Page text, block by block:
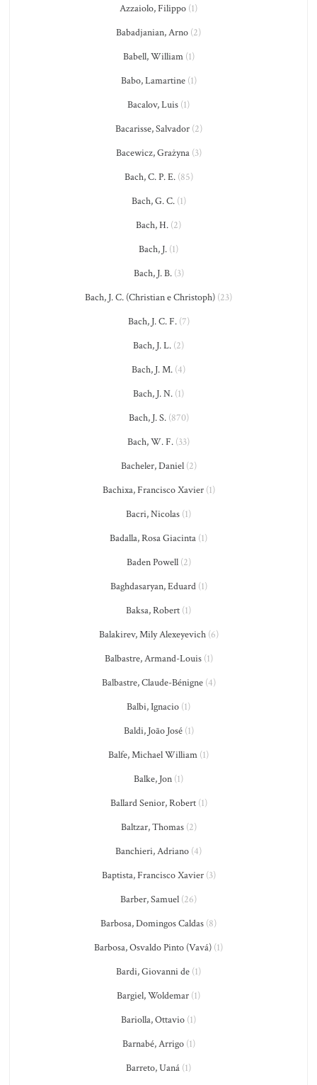
Azzaiolo, Filippo (1)
Babadjanian, Arno (2)
Babell, William(1)
Babo, Lamartine(1)
Bacalov, Luis (1)
Bacarisse, Salvador(2)
Bacewicz, Grażyna(3)
Bach, C. P. E.(85)
Bach, G. C.(1)
Bach, H. (2)
Bach, J. (1)
Bach, J. B.(3)
Bach, J. C. (Christian e Christoph) (23)
Bach, J. C. F.(7)
Bach, J. L. (2)
Bach, J. M. (4)
Bach, J. N. (1)
Bach, J. S.(870)
Bach, W. F. (33)
Bacheler, Daniel(2)
Bachixa, Francisco Xavier(1)
Bacri, Nicolas (1)
Badalla, Rosa Giacinta (1)
Baden Powell(2)
Baghdasaryan, Eduard(1)
Baksa, Robert (1)
Balakirev, Mily Alexeyevich(6)
Balbastre, Armand-Louis(1)
Balbastre, Claude-Bénigne(4)
Balbi, Ignacio (1)
Baldi, João José(1)
Balfe, Michael William (1)
Balke, Jon (1)
Ballard Senior, Robert(1)
Baltzar, Thomas(2)
Banchieri, Adriano (4)
Baptista, Francisco Xavier(3)
Barber, Samuel (26)
Barbosa, Domingos Caldas (8)
Barbosa, Osvaldo Pinto (Vavá) (1)
Bardi, Giovanni de (1)
Bargiel, Woldemar (1)
Bariolla, Ottavio (1)
Barnabé, Arrigo(1)
Barreto, Uaná (1)